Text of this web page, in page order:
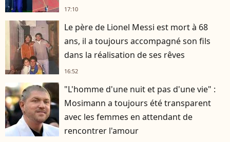
17:10
Le père de Lionel Messi est mort à 68
ans, il a toujours accompagné son fils
dans la réalisation de ses rêves
16:52
"L'homme d'une nuit et pas d'une vie" :
Mosimann a toujours été transparent
avec les femmes en attendant de
rencontrer l'amour